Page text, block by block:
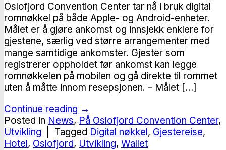
Oslofjord Convention Center tar nå i bruk digital
romnøkkel på både Apple- og Android-enheter.
Målet er å gjøre ankomst og innsjekk enklere for
gjestene, særlig ved større arrangementer med
mange samtidige ankomster. Gjester som
registrerer oppholdet før ankomst kan legge
romnøkkelen på mobilen og gå direkte til rommet
uten å måtte innom resepsjonen. – Målet […]
Continue reading →
Posted in News, På Oslofjord Convention Center,
Utvikling
Tagged Digital nøkkel, Gjestereise,
Hotel, Oslofjord, Utvikling, Wallet